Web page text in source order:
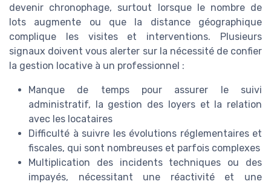
devenir chronophage, surtout lorsque le nombre de
lots augmente ou que la distance géographique
complique les visites et interventions. Plusieurs
signaux doivent vous alerter sur la nécessité de confier
la gestion locative à un professionnel :
Manque de temps pour assurer le suivi
administratif, la gestion des loyers et la relation
avec les locataires
Difficulté à suivre les évolutions réglementaires et
fiscales, qui sont nombreuses et parfois complexes
Multiplication des incidents techniques ou des
impayés, nécessitant une réactivité et une